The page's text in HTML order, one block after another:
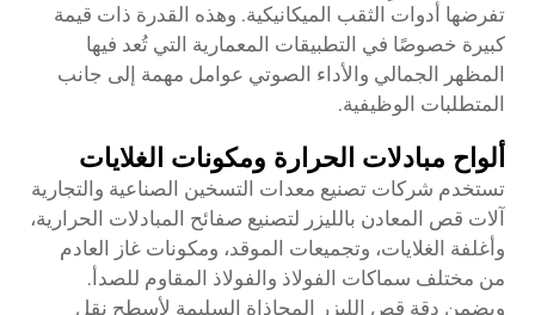
تفرضها أدوات الثقب الميكانيكية. وهذه القدرة ذات قيمة
كبيرة خصوصًا في التطبيقات المعمارية التي تُعد فيها
المظهر الجمالي والأداء الصوتي عوامل مهمة إلى جانب
المتطلبات الوظيفية.
ألواح مبادلات الحرارة ومكونات الغلايات
تستخدم شركات تصنيع معدات التسخين الصناعية والتجارية
آلات قص المعادن بالليزر لتصنيع صفائح المبادلات الحرارية،
وأغلفة الغلايات، وتجميعات الموقد، ومكونات غاز العادم
من مختلف سماكات الفولاذ والفولاذ المقاوم للصدأ.
ويضمن دقة قص الليزر المحاذاة السليمة لأسطح نقل